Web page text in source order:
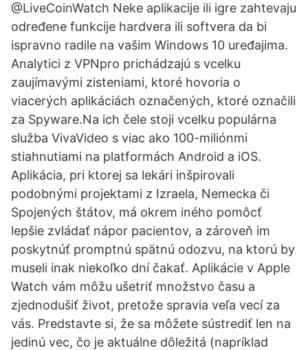
@LiveCoinWatch Neke aplikacije ili igre zahtevaju
određene funkcije hardvera ili softvera da bi
ispravno radile na vašim Windows 10 uređajima.
Analytici z VPNpro prichádzajú s vcelku
zaujímavými zisteniami, ktoré hovoria o
viacerých aplikáciách označených, ktoré označili
za Spyware.Na ich čele stoji vcelku populárna
služba VivaVideo s viac ako 100-miliónmi
stiahnutiami na platformách Android a iOS.
Aplikácia, pri ktorej sa lekári inšpirovali
podobnými projektami z Izraela, Nemecka či
Spojených štátov, má okrem iného pomôcť
lepšie zvládať nápor pacientov, a zároveň im
poskytnúť promptnú spätnú odozvu, na ktorú by
museli inak niekoľko dní čakať. Aplikácie v Apple
Watch vám môžu ušetriť množstvo času a
zjednodušiť život, pretože spravia veľa vecí za
vás. Predstavte si, že sa môžete sústrediť len na
jedinú vec, čo je aktuálne dôležitá (napríklad